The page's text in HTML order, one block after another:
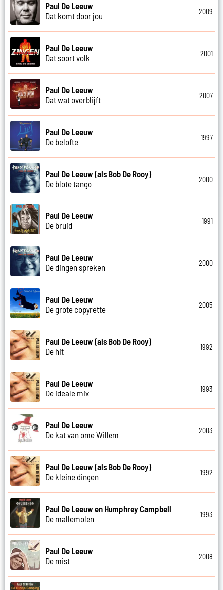
Paul De Leeuw
Dat komt door jou
2009
Paul De Leeuw
Dat soort volk
2001
Paul De Leeuw
Dat wat overblijft
2007
Paul De Leeuw
De belofte
1997
Paul De Leeuw (als Bob De Rooy)
De blote tango
2000
Paul De Leeuw
De bruid
1991
Paul De Leeuw
De dingen spreken
2000
Paul De Leeuw
De grote copyrette
2005
Paul De Leeuw (als Bob De Rooy)
De hit
1992
Paul De Leeuw
De ideale mix
1993
Paul De Leeuw
De kat van ome Willem
2003
Paul De Leeuw (als Bob De Rooy)
De kleine dingen
1992
Paul De Leeuw en Humphrey Campbell
De mallemolen
1993
Paul De Leeuw
De mist
2008